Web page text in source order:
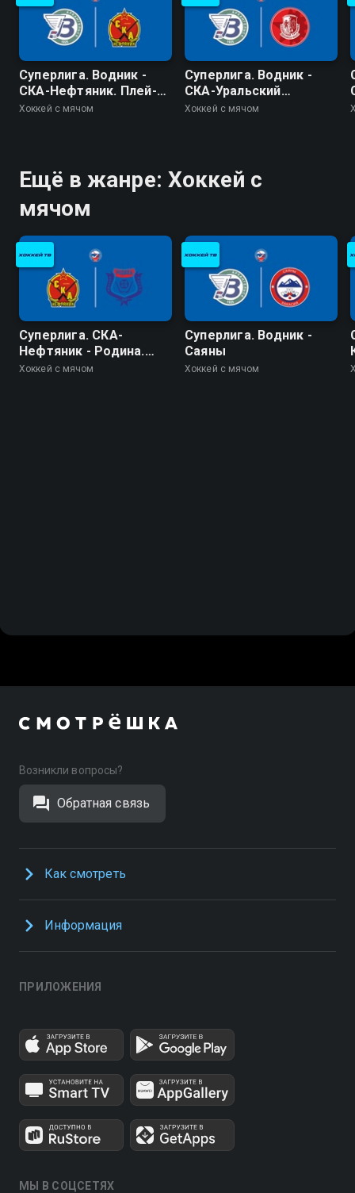
Суперлига. Водник -
СКА-Нефтяник. Плей-
офф
Хоккей с мячом
Суперлига. Водник -
СКА-Уральский
Трубник. Плей-офф
Хоккей с мячом
Ещё в жанре: Хоккей с
мячом
Суперлига. СКА-
Нефтяник - Родина.
Плей-офф
Хоккей с мячом
Суперлига. Водник -
Саяны
Хоккей с мячом
Возникли вопросы?
Обратная связь
Как смотреть
Информация
ПРИЛОЖЕНИЯ
МЫ В СОЦСЕТЯХ